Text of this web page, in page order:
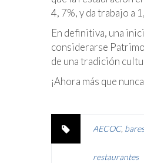
4, 7%, y da trabajo a
En definitiva, una
considerarse
de una tradición
¡Ahora más que
AECOC, bares
restaurantes